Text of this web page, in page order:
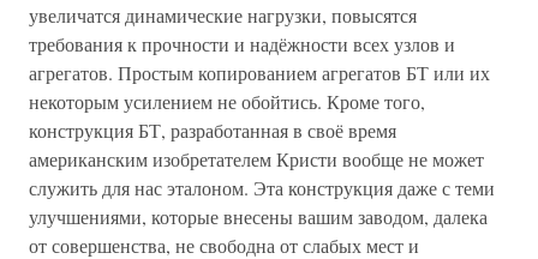
увеличатся динамические нагрузки, повысятся
требования к прочности и надёжности всех узлов и
агрегатов. Простым копированием агрегатов БТ или их
некоторым усилением не обойтись. Кроме того,
конструкция БТ, разработанная в своё время
американским изобретателем Кристи вообще не может
служить для нас эталоном. Эта конструкция даже с теми
улучшениями, которые внесены вашим заводом, далека
от совершенства, не свободна от слабых мест и